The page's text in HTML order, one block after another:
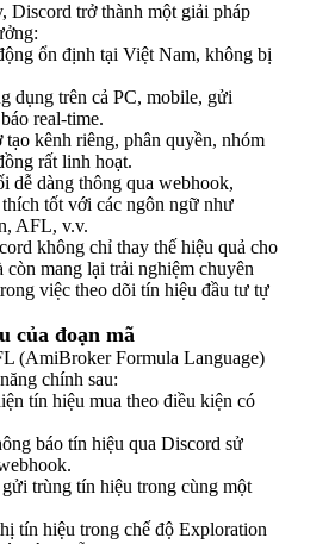
Discord trở thành một giải pháp
ổn định tại Việt Nam, không bị
dụng trên cả PC, mobile, gửi
real-time.
tạo kênh riêng, phân quyền, nhóm
rất linh hoạt.
dễ dàng thông qua webhook,
tốt với các ngôn ngữ như
AFL, v.v.
không chỉ thay thế hiệu quả cho
còn mang lại trải nghiệm chuyên
việc theo dõi tín hiệu đầu tư tự
của đoạn mã
(AmiBroker Formula Language)
chính sau:
tín hiệu mua theo điều kiện có
báo tín hiệu qua Discord sử
trùng tín hiệu trong cùng một
tín hiệu trong chế độ Exploration